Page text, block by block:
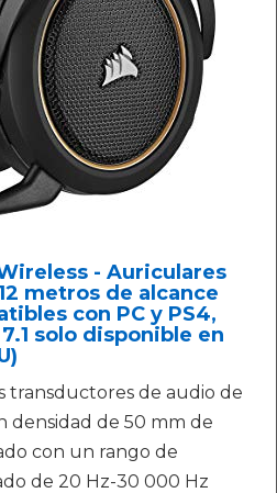
- Auriculares
metros de alcance
con PC y PS4,
solo disponible en
transductores de audio de
densidad de 50 mm de
con un rango de
de 20 Hz-30 000 Hz